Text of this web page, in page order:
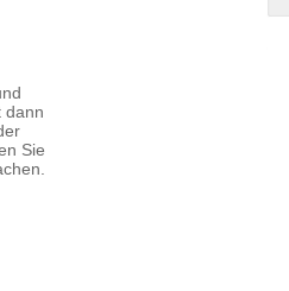
dann
Sie